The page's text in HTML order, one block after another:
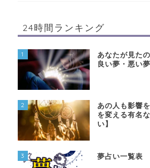
24時間ランキング
1
あなたが見た
良い夢・悪い
2
あの人も影響
を変える有名
い】
3 夢占い一覧表